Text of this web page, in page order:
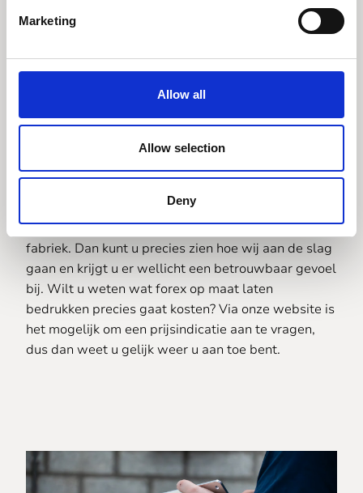
Marketing
Allow all
Allow selection
Deny
Forex op maat
laten bedrukken
forex op maat laten bedrukken, wilt u wellicht wat
meer informatie over hoe wij aan de slag gaan.
Onze expertise en precieze toepassingen vindt u
graag van nog meer informatie. Ook kunt u
natuurlijk eens een kijkje komen nemen in onze
fabriek. Dan kunt u precies zien hoe wij aan de slag
gaan en krijgt u er wellicht een betrouwbaar gevoel
bij. Wilt u weten wat forex op maat laten
bedrukken precies gaat kosten? Via onze website is
het mogelijk om een prijsindicatie aan te vragen,
dus dan weet u gelijk weer u aan toe bent.